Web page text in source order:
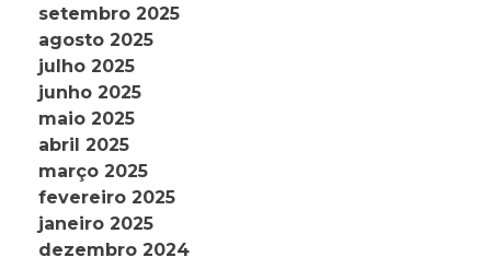
setembro 2025
agosto 2025
julho 2025
junho 2025
maio 2025
abril 2025
março 2025
fevereiro 2025
janeiro 2025
dezembro 2024